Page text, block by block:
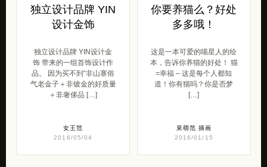
独立设计品牌 YIN
设计金饰
独立设计品牌 YIN设计金
饰 带来的一组首饰设计作
品。 因为买不到“非山寨俗
气老金子＋非镀金的好质量
＋非奢侈品 […]
女王范
2016/05/04
你要养猫么？好处
多多哦！
这是一本可爱的喵星人的绘
本，告诉你养猫的好处！ 猫
=幸福 – 这是每个人都知
道！你有猫吗？你是否梦
[…]
呆萌范 插画
2016/01/15